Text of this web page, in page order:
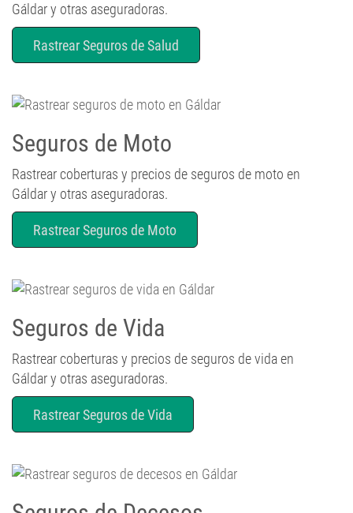
Gáldar y otras aseguradoras.
Rastrear Seguros de Salud
Seguros de Moto
Rastrear coberturas y precios de seguros de moto en
Gáldar y otras aseguradoras.
Rastrear Seguros de Moto
Seguros de Vida
Rastrear coberturas y precios de seguros de vida en
Gáldar y otras aseguradoras.
Rastrear Seguros de Vida